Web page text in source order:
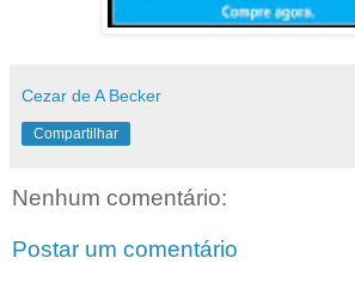
Cezar de A Becker
Compartilhar
Nenhum comentário:
Postar um comentário